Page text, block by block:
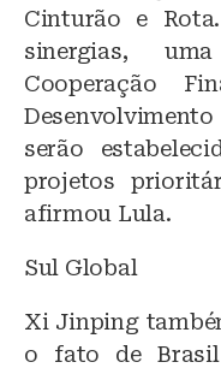
Cinturão e
sinergias,
Cooperação
serão
projetos
afirmou Lula.
Sul Global
Xi Jinping
o fato de